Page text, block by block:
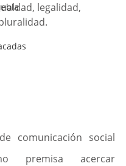
legalidad,
comunicación social
premisa acercar